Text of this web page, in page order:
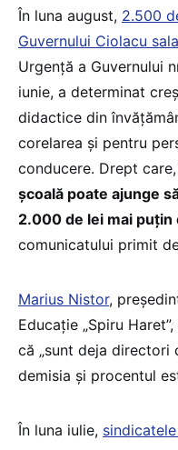
În luna august, 2.500
Guvernului Ciolacu
Urgență a Guvernului
iunie, a determinat
didactice din
corelarea și pentru
conducere. Drept
școală poate ajunge
2.000 de lei mai
comunicatului primit
Marius Nistor,
Educație „Spiru
că „sunt deja directori
demisia și procentul
În luna iulie,